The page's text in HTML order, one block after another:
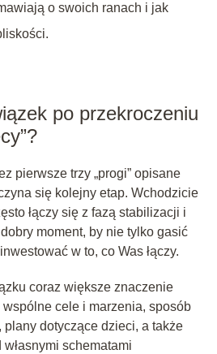
o swoich ranach i jak
po przekroczeniu
pierwsze trzy „progi” opisane
się kolejny etap. Wchodzicie
łączy się z fazą stabilizacji i
moment, by nie tylko gasić
w to, co Was łączy.
coraz większe znaczenie
cele i marzenia, sposób
dotyczące dzieci, a także
schematami